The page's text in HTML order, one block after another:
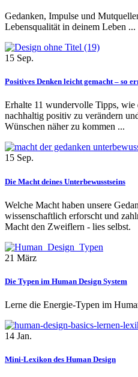
Gedanken, Impulse und
Lebensqualität in deinem Leben ...
15 Sep.
Positives Denken leicht gemacht – so
Erhalte 11 wundervolle Tipps, wie
nachhaltig positiv zu verändern
Wünschen näher zu kommen ...
15 Sep.
Die Macht deines Unterbewusstseins
Welche Macht haben unsere
wissenschaftlich erforscht und
Macht den Zweiflern - lies selbst.
21 März
Die Typen im Human Design System
Lerne die Energie-Typen im
14 Jan.
Mini-Lexikon des Human Design